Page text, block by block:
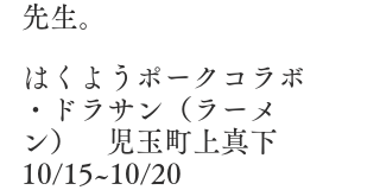
先生。
はくようポークコラボ
・ドラサン（ラーメ
ン）　児玉町上真下
10/15~10/20